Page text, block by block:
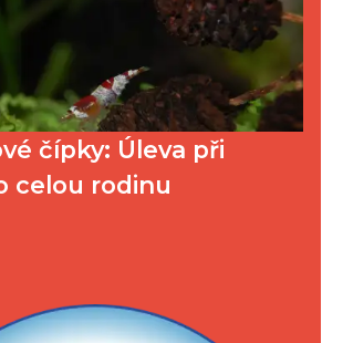
čípky: Úleva při
celou rodinu